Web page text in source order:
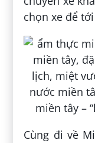
chọn xe để
Cùng đi về